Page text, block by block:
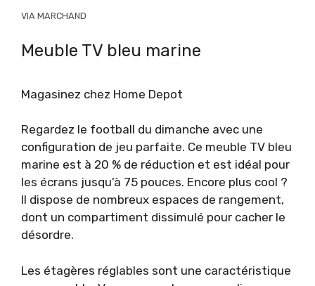
VIA MARCHAND
Meuble TV bleu marine
Magasinez chez Home Depot
Regardez le football du dimanche avec une
configuration de jeu parfaite. Ce meuble TV bleu
marine est à 20 % de réduction et est idéal pour
les écrans jusqu’à 75 pouces. Encore plus cool ?
Il dispose de nombreux espaces de rangement,
dont un compartiment dissimulé pour cacher le
désordre.
Les étagères réglables sont une caractéristique